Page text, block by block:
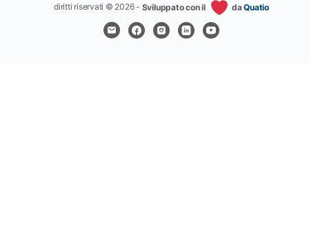
diritti riservati © 2026 - Sviluppato con il daQuatio